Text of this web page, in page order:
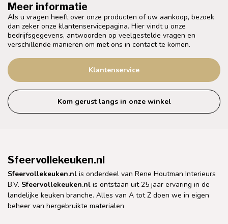
Meer informatie
Als u vragen heeft over onze producten of uw aankoop, bezoek
dan zeker onze klantenservicepagina. Hier vindt u onze
bedrijfsgegevens, antwoorden op veelgestelde vragen en
verschillende manieren om met ons in contact te komen.
Klantenservice
Kom gerust langs in onze winkel
Sfeervollekeuken.nl
Sfeervollekeuken.nl is onderdeel van Rene Houtman Interieurs
B.V. Sfeervollekeuken.nl is ontstaan uit 25 jaar ervaring in de
landelijke keuken branche. Alles van A tot Z doen we in eigen
beheer van hergebruikte materialen